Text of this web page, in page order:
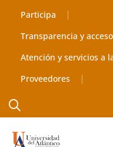
Participa
Transparencia y
Atención y servicios a
Proveedores